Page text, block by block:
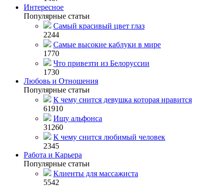
Интересное
Популярные статьи
Самый красивый цвет глаз
2244
Самые высокие каблуки в мире
1770
Что привезти из Белоруссии
1730
Любовь и Отношения
Популярные статьи
К чему снится девушка которая нравится
61910
Ищу альфонса
31260
К чему снится любимый человек
2345
Работа и Карьера
Популярные статьи
Клиенты для массажиста
5542